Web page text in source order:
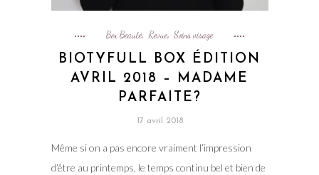
Box Beauté, Revue, Soins visage
BIOTYFULL BOX ÉDITION
AVRIL 2018 – MADAME
PARFAITE?
17 avril 2018
Même si on a pas encore vraiment l’impression
d’être au printemps, le temps continu bel et bien de